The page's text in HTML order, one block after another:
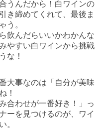
うんだから！白ワインの
き締めてくれて、最後ま
う。
飲んだらいいかわかんな
やすい白ワインから挑戦
な！
大事なのは「自分が美味
！
合わせが一番好き！」っ
ーを見つけるのが、ワイ
。